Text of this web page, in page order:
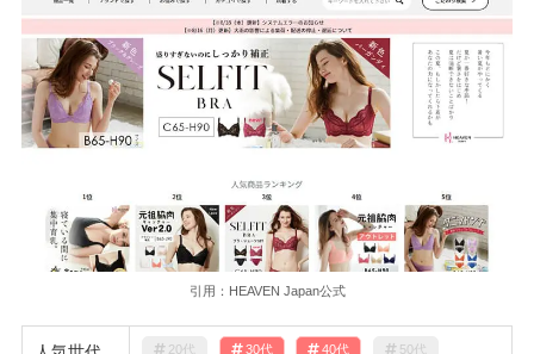
引用：HEAVEN Japan公式
20代 30代 40代 50代